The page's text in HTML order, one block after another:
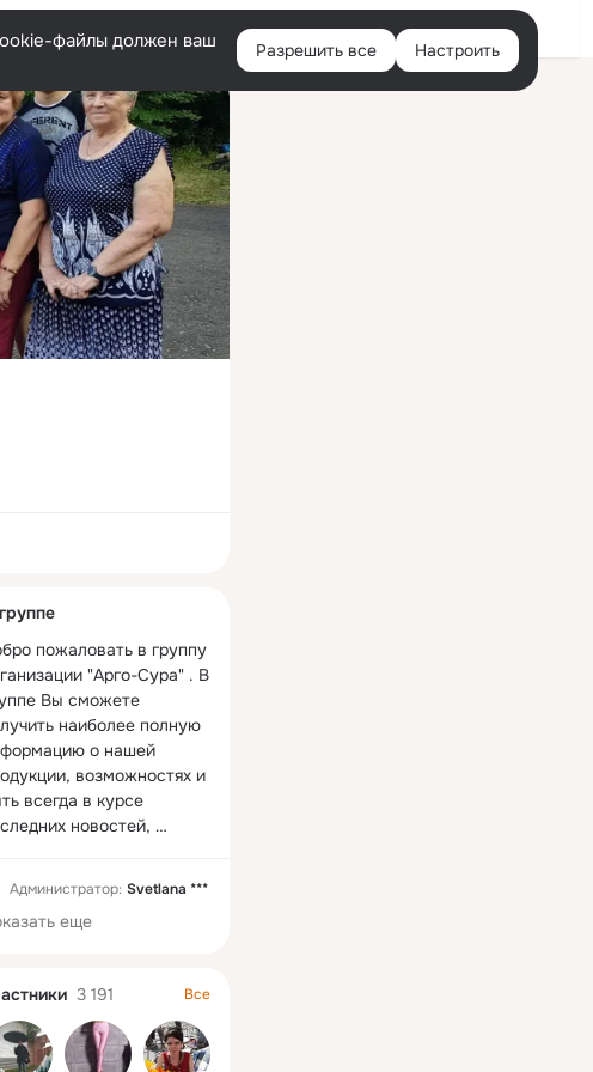
Войти
файлы должен ваш
Разрешить все Настроить
пожаловать в группу
"Арго-Сура" . В
Вы сможете
наиболее полную
о нашей
возможностях и
всегда в курсе
новостей,
о новинках,
мероприятиях.
же у Вас есть
темы в
или задать их по
8(8412) 54-03-
Администратор: Svetlana ***
еще
3 191 Все